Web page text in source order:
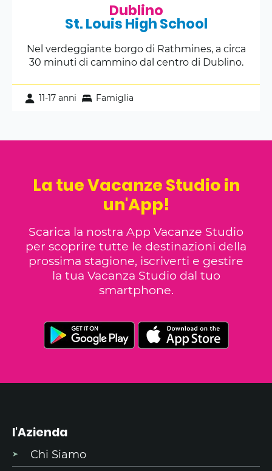
Dublino
St. Louis High School
Nel verdeggiante borgo di Rathmines, a circa
30 minuti di cammino dal centro di Dublino.
11-17 anni Famiglia
La tue Vacanze Studio in
un'App!
Scarica la nostra App Vacanze Studio
per scoprire tutte le destinazioni della
prossima stagione, iscriverti e gestire
la tua Vacanza Studio dal tuo
smartphone.
l'Azienda
Chi Siamo